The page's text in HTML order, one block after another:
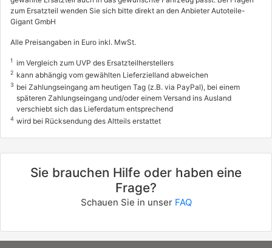
zum Ersatzteil wenden Sie sich bitte direkt an den Anbieter Autoteile-
Gigant GmbH
Alle Preisangaben in Euro inkl. MwSt.
1 im Vergleich zum UVP des Ersatzteilherstellers
2 kann abhängig vom gewählten Lieferzielland abweichen
3 bei Zahlungseingang am heutigen Tag (z.B. via PayPal), bei einem
späteren Zahlungseingang und/oder einem Versand ins Ausland
verschiebt sich das Lieferdatum entsprechend
4 wird bei Rücksendung des Altteils erstattet
Sie brauchen Hilfe oder haben eine
Frage?
Schauen Sie in unser FAQ